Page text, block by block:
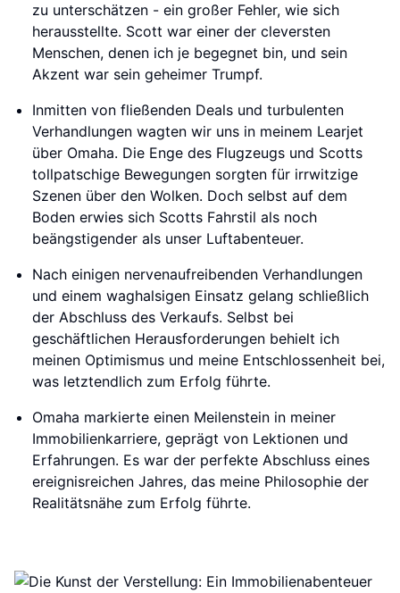
zu unterschätzen - ein großer Fehler, wie sich
herausstellte. Scott war einer der cleversten
Menschen, denen ich je begegnet bin, und sein
Akzent war sein geheimer Trumpf.
Inmitten von fließenden Deals und turbulenten
Verhandlungen wagten wir uns in meinem Learjet
über Omaha. Die Enge des Flugzeugs und Scotts
tollpatschige Bewegungen sorgten für irrwitzige
Szenen über den Wolken. Doch selbst auf dem
Boden erwies sich Scotts Fahrstil als noch
beängstigender als unser Luftabenteuer.
Nach einigen nervenaufreibenden Verhandlungen
und einem waghalsigen Einsatz gelang schließlich
der Abschluss des Verkaufs. Selbst bei
geschäftlichen Herausforderungen behielt ich
meinen Optimismus und meine Entschlossenheit bei,
was letztendlich zum Erfolg führte.
Omaha markierte einen Meilenstein in meiner
Immobilienkarriere, geprägt von Lektionen und
Erfahrungen. Es war der perfekte Abschluss eines
ereignisreichen Jahres, das meine Philosophie der
Realitätsnähe zum Erfolg führte.